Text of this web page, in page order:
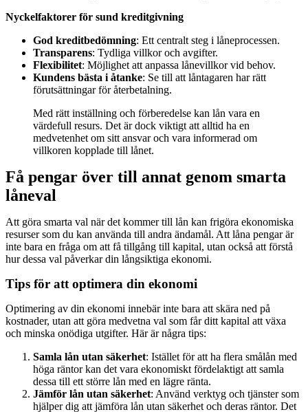
Nyckelfaktorer för sund kreditgivning
God kreditbedömning: Ett centralt steg i låneprocessen.
Transparens: Tydliga villkor och avgifter.
Flexibilitet: Möjlighet att anpassa lånevillkor vid behov.
Kundens bästa i åtanke: Se till att låntagaren har rätt
förutsättningar för återbetalning.
Med rätt inställning och förberedelse kan lån vara en
värdefull resurs. Det är dock viktigt att alltid ha en
medvetenhet om sitt ansvar och vara informerad om
villkoren kopplade till lånet.
Få pengar över till annat genom smarta
låneval
Att göra smarta val när det kommer till lån kan frigöra ekonomiska
resurser som du kan använda till andra ändamål. Att låna pengar är
inte bara en fråga om att få tillgång till kapital, utan också att förstå
hur dessa val påverkar din långsiktiga ekonomi.
Tips för att optimera din ekonomi
Optimering av din ekonomi innebär inte bara att skära ned på
kostnader, utan att göra medvetna val som får ditt kapital att växa
och minska onödiga utgifter. Här är några tips:
Samla lån utan säkerhet: Istället för att ha flera smålån med
höga räntor kan det vara ekonomiskt fördelaktigt att samla
dessa till ett större lån med en lägre ränta.
Jämför lån utan säkerhet: Använd verktyg och tjänster som
hjälper dig att jämföra lån utan säkerhet och deras räntor. Det